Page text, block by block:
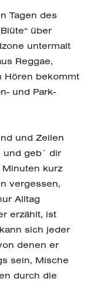
Tagen des
über
untermalt
Reggae,
Hören bekommt
und Park-
und Zeilen
und geb´ dir
Minuten kurz
vergessen,
Alltag
erzählt, ist
sich jeder
denen er
sein, Mische
durch die